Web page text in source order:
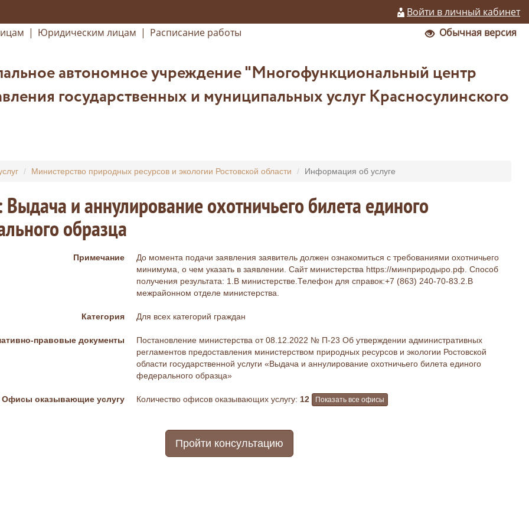
Войти в личный кабинет
| Юридическим лицам | Расписание работы Обычная версия
автономное учреждение "Многофункциональный центр
государственных и муниципальных услуг Красносулинского
Министерство природных ресурсов и экологии Ростовской области Информация об услуге
Выдача и аннулирование охотничьего билета единого
образца
Примечание
До момента подачи заявления заявитель должен ознакомиться с требованиями охотничьего
минимума, о чем указать в заявлении. Сайт министерства https://минприродыро.рф. Способ
получения результата: 1.В министерстве.Телефон для справок:+7 (863) 240-70-83.2.В
межрайонном отделе министерства.
Категория Для всех категорий граждан
правовые документы
Постановление министерства от 08.12.2022 № П-23 Об утверждении административных
регламентов предоставления министерством природных ресурсов и экологии Ростовской
области государственной услуги «Выдача и аннулирование охотничьего билета единого
федерального образца»
Офисы оказывающие услугу Количество офисов оказывающих услугу: 12 Показать все офисы
Пройти консультацию